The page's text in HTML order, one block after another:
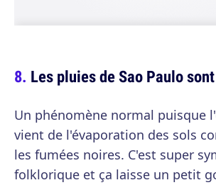
Les pluies de Sao Paulo
Un phénomène normal puisque
vient de l'évaporation des sols
les fumées noires. C'est super
folklorique et ça laisse un petit